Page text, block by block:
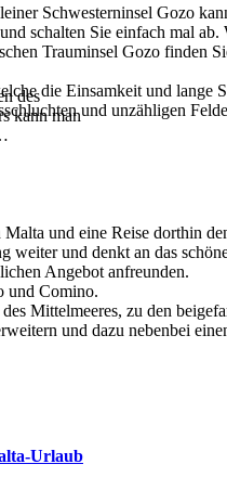
des
kann man
Schwesterninsel Gozo
schalten Sie einfach mal
Trauminsel Gozo finden
die Einsamkeit und lange
und unzähligen
Malta und eine Reise dorthin
weiter und denkt an das
Angebot anfreunden.
und Comino.
Mittelmeeres, zu den
und dazu nebenbei
Urlaub